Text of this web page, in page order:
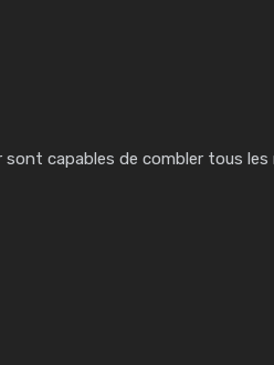
capables de combler tous